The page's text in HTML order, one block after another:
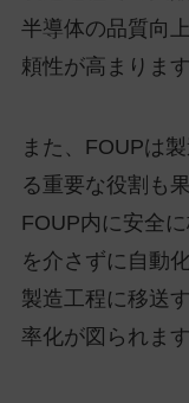
半導体の品質向
頼性が高まります
また、FOUPは
る重要な役割も
FOUP内に安全
を介さずに自動
製造工程に移送
率化が図られます